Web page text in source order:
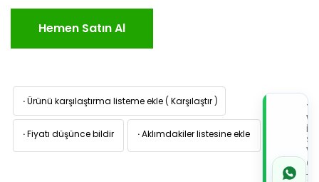
Hemen Satın Al
·Ürünü karşılaştırma listeme ekle ( Karşılaştır )
·Fiyatı düşünce bildir ·Aklımdakiler listesine ekle
İLE